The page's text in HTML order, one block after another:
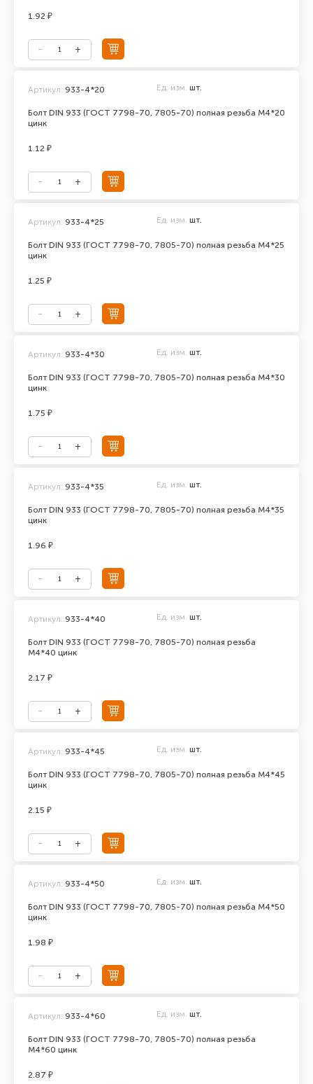
1.92 ₽
Болт DIN 933 (ГОСТ 7798-70, 7805-70) полная резьба М4*20
цинк
Артикул: 933-4*20 Ед. изм. шт.
1.12 ₽
Болт DIN 933 (ГОСТ 7798-70, 7805-70) полная резьба М4*25
цинк
Артикул: 933-4*25 Ед. изм. шт.
1.25 ₽
Болт DIN 933 (ГОСТ 7798-70, 7805-70) полная резьба М4*30
цинк
Артикул: 933-4*30 Ед. изм. шт.
1.75 ₽
Болт DIN 933 (ГОСТ 7798-70, 7805-70) полная резьба М4*35
цинк
Артикул: 933-4*35 Ед. изм. шт.
1.96 ₽
Болт DIN 933 (ГОСТ 7798-70, 7805-70) полная резьба
М4*40 цинк
Артикул: 933-4*40 Ед. изм. шт.
2.17 ₽
Болт DIN 933 (ГОСТ 7798-70, 7805-70) полная резьба М4*45
цинк
Артикул: 933-4*45 Ед. изм. шт.
2.15 ₽
Болт DIN 933 (ГОСТ 7798-70, 7805-70) полная резьба М4*50
цинк
Артикул: 933-4*50 Ед. изм. шт.
1.98 ₽
Болт DIN 933 (ГОСТ 7798-70, 7805-70) полная резьба
М4*60 цинк
Артикул: 933-4*60 Ед. изм. шт.
2.87 ₽